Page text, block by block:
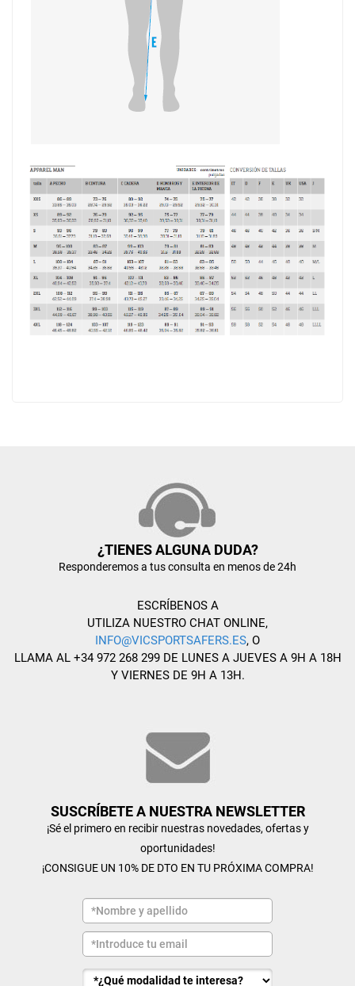
¿TIENES ALGUNA DUDA?
Responderemos a tus consulta en menos de 24h
ESCRÍBENOS A
UTILIZA NUESTRO CHAT ONLINE,
INFO@VICSPORTSAFERS.ES, O
LLAMA AL +34 972 268 299 DE LUNES A JUEVES A 9H A 18H
Y VIERNES DE 9H A 13H.
SUSCRÍBETE A NUESTRA NEWSLETTER
¡Sé el primero en recibir nuestras novedades, ofertas y
oportunidades!
¡CONSIGUE UN 10% DE DTO EN TU PRÓXIMA COMPRA!